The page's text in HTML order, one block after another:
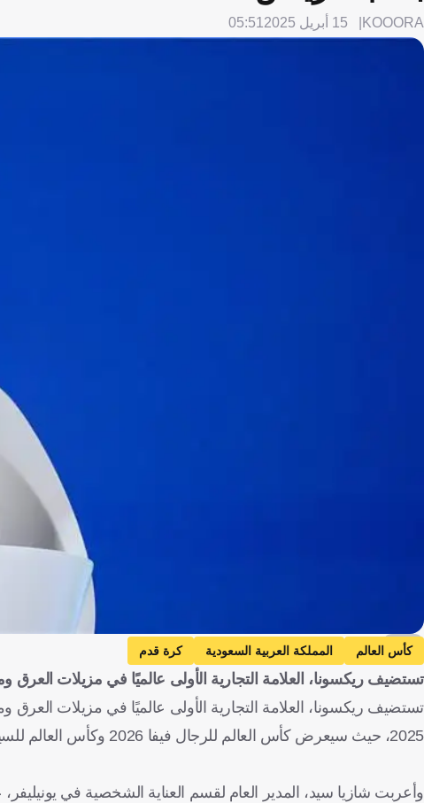
KOOORA 15 أبريل 2025 05:51
AFP
كأس العالم المملكة العربية السعودية كرة قدم
تستضيف ريكسونا، العلامة التجارية الأولى عالميًا في مزيلات العرق
2025، حيث سيعرض كأس العالم للرجال فيفا 2026 وكأس العالم للسيدات فيفا 2027، في لحظة مفصلية في طريقنا نحو كأس العالم 2026.
وأعربت شازيا سيد، المدير العام لقسم العناية الشخصية في